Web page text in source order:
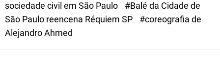
sociedade civil em São Paulo
#Balé da Cidade de
São Paulo reencena Réquiem SP
#coreografia de
Alejandro Ahmed